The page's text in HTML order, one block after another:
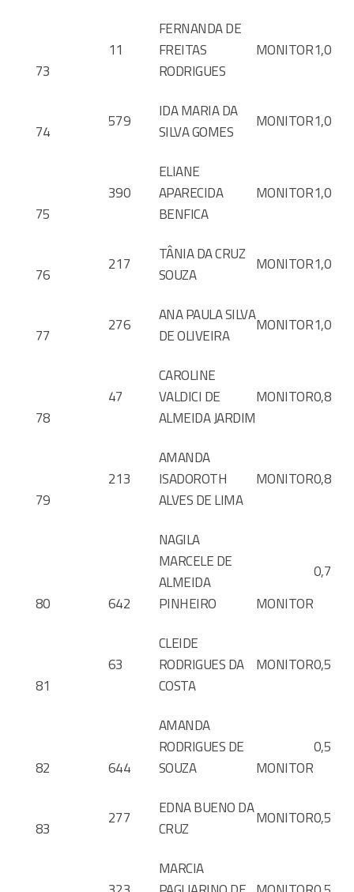
73
11
FERNANDA DE
FREITAS
RODRIGUES
MONITOR1,0
74
579
IDA MARIA DA
SILVA GOMES
MONITOR1,0
75
390
ELIANE
APARECIDA
BENFICA
MONITOR1,0
76
217
TÂNIA DA CRUZ
SOUZA
MONITOR1,0
77
276
ANA PAULA SILVA
DE OLIVEIRA
MONITOR1,0
78
47
CAROLINE
VALDICI DE
ALMEIDA JARDIM
MONITOR0,8
79
213
AMANDA
ISADOROTH
ALVES DE LIMA
MONITOR0,8
80 642
NAGILA
MARCELE DE
ALMEIDA
PINHEIRO
MONITOR
0,7
81
63
CLEIDE
RODRIGUES DA
COSTA
MONITOR0,5
82 644
AMANDA
RODRIGUES DE
SOUZA
MONITOR
0,5
83
277
EDNA BUENO DA
CRUZ
MONITOR0,5
MARCIA